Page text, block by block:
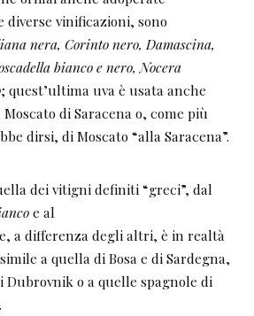
Dubrovnik o a quelle spagnole di
si è soffermata maggiormente
che oggi possiamo definire
cui presenza in Calabria è attestata
coltivato oggi soprattutto
(CS). Dà un vino di colore
ha un buon corredo olfattivo, con
ha però grande acidità, struttura
in uvaggio con Nocera ed